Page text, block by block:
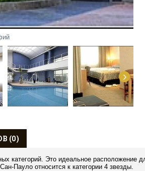
(0)
категорий. Это идеальное
Пауло относится к категории 4 звезды.